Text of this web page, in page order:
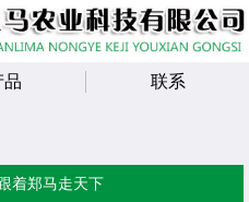
品 联系
着郑马走天下